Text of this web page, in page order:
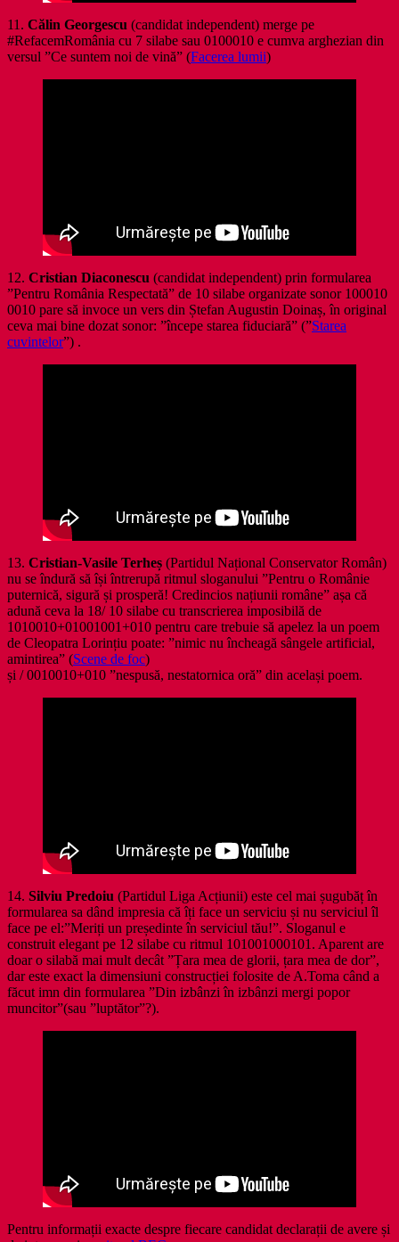
11. Călin Georgescu (candidat independent) merge pe
#RefacemRomânia cu 7 silabe sau 0100010 e cumva arghezian din
versul ”Ce suntem noi de vină” (Facerea lumii)
12. Cristian Diaconescu (candidat independent) prin formularea
”Pentru România Respectată” de 10 silabe organizate sonor 100010
0010 pare să invoce un vers din Ștefan Augustin Doinaș, în original
ceva mai bine dozat sonor: ”începe starea fiduciară” (”Starea
cuvintelor”) .
13. Cristian-Vasile Terheș (Partidul Național Conservator Român)
nu se îndură să își întrerupă ritmul sloganului ”Pentru o Românie
puternică, sigură și prosperă! Credincios națiunii române” așa că
adună ceva la 18/ 10 silabe cu transcrierea imposibilă de
1010010+01001001+010 pentru care trebuie să apelez la un poem
de Cleopatra Lorințiu poate: ”nimic nu încheagă sângele artificial,
amintirea” (Scene de foc)
și / 0010010+010 ”nespusă, nestatornica oră” din același poem.
14. Silviu Predoiu (Partidul Liga Acțiunii) este cel mai șugubăț în
formularea sa dând impresia că îți face un serviciu și nu serviciul îl
face pe el:”Meriți un președinte în serviciul tău!”. Sloganul e
construit elegant pe 12 silabe cu ritmul 101001000101. Aparent are
doar o silabă mai mult decât ”Țara mea de glorii, țara mea de dor”,
dar este exact la dimensiuni construcției folosite de A.Toma când a
făcut imn din formularea ”Din izbânzi în izbânzi mergi popor
muncitor”(sau ”luptător”?).
Pentru informații exacte despre fiecare candidat declarații de avere și